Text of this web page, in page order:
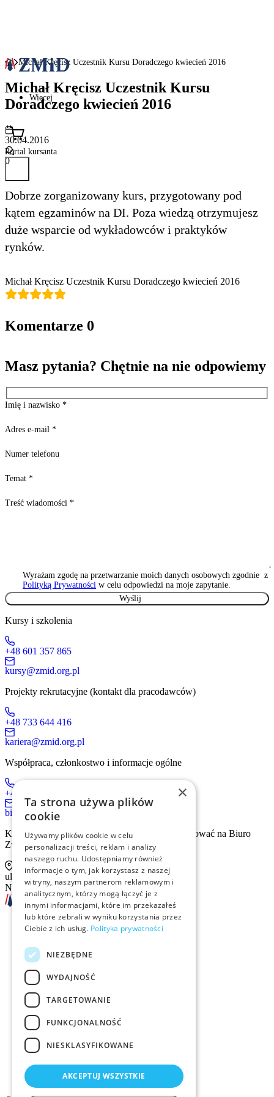
Więcej
Portal kursanta
Michał Kręcisz Uczestnik Kursu Doradczego kwiecień 2016
Michał Kręcisz Uczestnik Kursu
Doradczego kwiecień 2016
30.04.2016
0
Dobrze zorganizowany kurs, przygotowany pod
kątem egzaminów na DI. Poza wiedzą otrzymujesz
duże wsparcie od wykładowców i praktyków
rynków.
Michał Kręcisz Uczestnik Kursu Doradczego kwiecień 2016
Komentarze 0
Masz pytania? Chętnie na nie odpowiemy
Imię i nazwisko *
Adres e-mail *
Numer telefonu
Temat *
Treść wiadomości *
Wyrażam zgodę na przetwarzanie moich danych osobowych zgodnie z
Polityką Prywatności w celu odpowiedzi na moje zapytanie.
Kursy i szkolenia
+48 601 357 865
kursy@zmid.org.pl
Projekty rekrutacyjne (kontakt dla pracodawców)
+48 733 644 416
kariera@zmid.org.pl
Współpraca, członkostwo i informacje ogólne
+48 519 536 405
biuro@zmid.org.pl
Kontakt tradycyjną drogą pocztową prosimy kierować na Biuro
Związku:
ul. Sienna 93 lok. 2, 00-815 Warszawa
NIP: 526-13-30-874
Szkolenia
Rekrutacja
Członkostwo
Kontakt
×
Ta strona używa plików
cookie
Używamy plików cookie w celu
personalizacji treści, reklam i analizy
naszego ruchu. Udostępniamy również
informacje o tym, jak korzystasz z naszej
witryny, naszym partnerom reklamowym i
analitycznym, którzy mogą łączyć je z
innymi informacjami, które im przekazałeś
lub które zebrali w wyniku korzystania przez
Ciebie z ich usług. Polityka prywatności
NIEZBĘDNE
WYDAJNOŚĆ
TARGETOWANIE
FUNKCJONALNOŚĆ
NIESKLASYFIKOWANE
AKCEPTUJ WSZYSTKIE